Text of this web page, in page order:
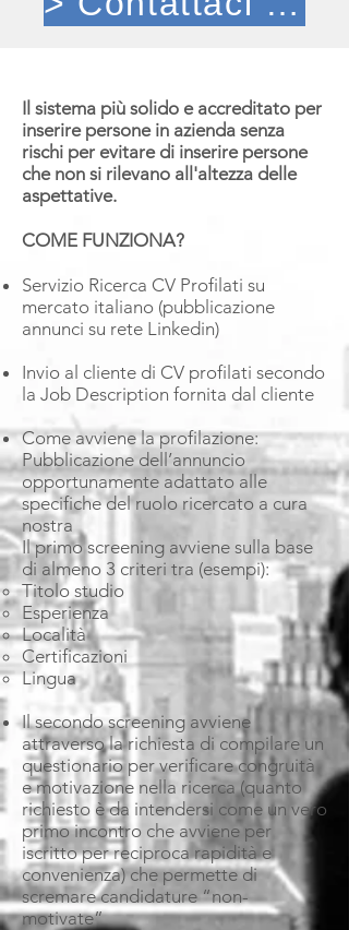
Il sistema più solido e accreditato per
inserire persone in azienda senza
rischi per evitare di inserire persone
che non si rilevano all'altezza delle
aspettative.
COME FUNZIONA?
Servizio Ricerca CV Profilati su
mercato italiano (pubblicazione
annunci su rete Linkedin)
Invio al cliente di CV profilati secondo
la Job Description fornita dal cliente
Come avviene la profilazione:
Pubblicazione dell’annuncio
opportunamente adattato alle
specifiche del ruolo ricercato a cura
nostra
Il primo screening avviene sulla base
di almeno 3 criteri tra (esempi):​
Titolo studio
Esperienza
Località
Certificazioni
Lingua ​​
Il secondo screening avviene
attraverso la richiesta di compilare un
questionario per verificare congruità
e motivazione nella ricerca (quanto
richiesto è da intendersi come un vero
primo incontro che avviene per
iscritto per reciproca rapidità e
convenienza) che permette di
scremare candidature “non-
motivate”